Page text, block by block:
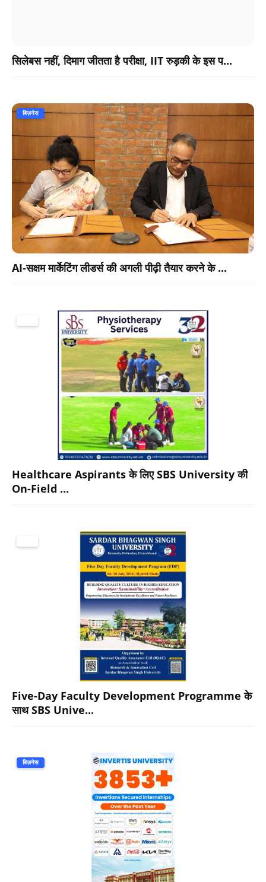
सिलेबस नहीं, दिमाग जीतता है परीक्षा, IIT रुड़की के इस प...
बिज़नेस
AI-सक्षम मार्केटिंग लीडर्स की अगली पीढ़ी तैयार करने के ...
Healthcare Aspirants के लिए SBS University की
On-Field ...
Five-Day Faculty Development Programme के
साथ SBS Unive...
बिज़नेस